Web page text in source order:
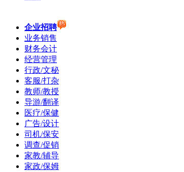
企业招聘
业务销售
财务会计
经营管理
行政/文秘
客服/打杂
教师/教授
导游/翻译
医疗/保健
广告/设计
司机/保安
调查/促销
家教/辅导
家政/保姆